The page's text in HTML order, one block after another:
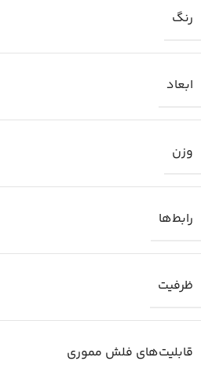
رنگ
ابعاد
وزن
رابط‌ها
ظرفیت
قابلیت‌های فلش مموری